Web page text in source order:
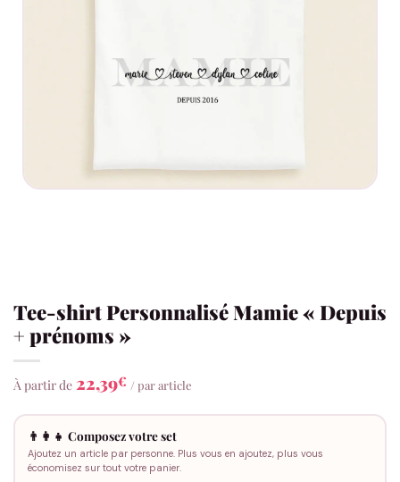
Tee-shirt Personnalisé Mamie « Depuis
+ prénoms »
À partir de 22,39€ / par article
👨‍👩‍👧 Composez votre set
Ajoutez un article par personne. Plus vous en ajoutez, plus vous
économisez sur tout votre panier.